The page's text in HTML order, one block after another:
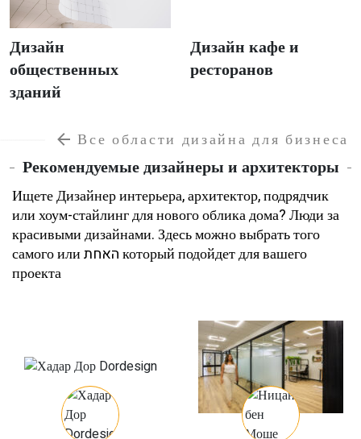
Дизайн
общественных
зданий
Дизайн кафе и
ресторанов
Все области дизайна для бизнеса
Рекомендуемые дизайнеры и архитекторы
Ищете Дизайнер интерьера, архитектор, подрядчик
или хоум-стайлинг для нового облика дома? Люди за
красивыми дизайнами. Здесь можно выбрать того
самого или האחת который подойдет для вашего
проекта